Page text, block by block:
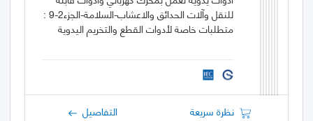
للنقل وآلات الحدائق والاعشاب-السلامة-الجزء2-9 :
متطلبات خاصة لأدوات القطع والتخريم اليدوية
نظرة سريعة التفاصيل